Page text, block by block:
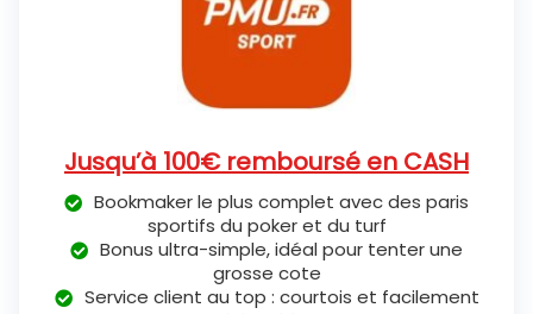
Jusqu’à 100€ remboursé en CASH
Bookmaker le plus complet avec des paris
sportifs du poker et du turf
Bonus ultra-simple, idéal pour tenter une
grosse cote
Service client au top : courtois et facilement